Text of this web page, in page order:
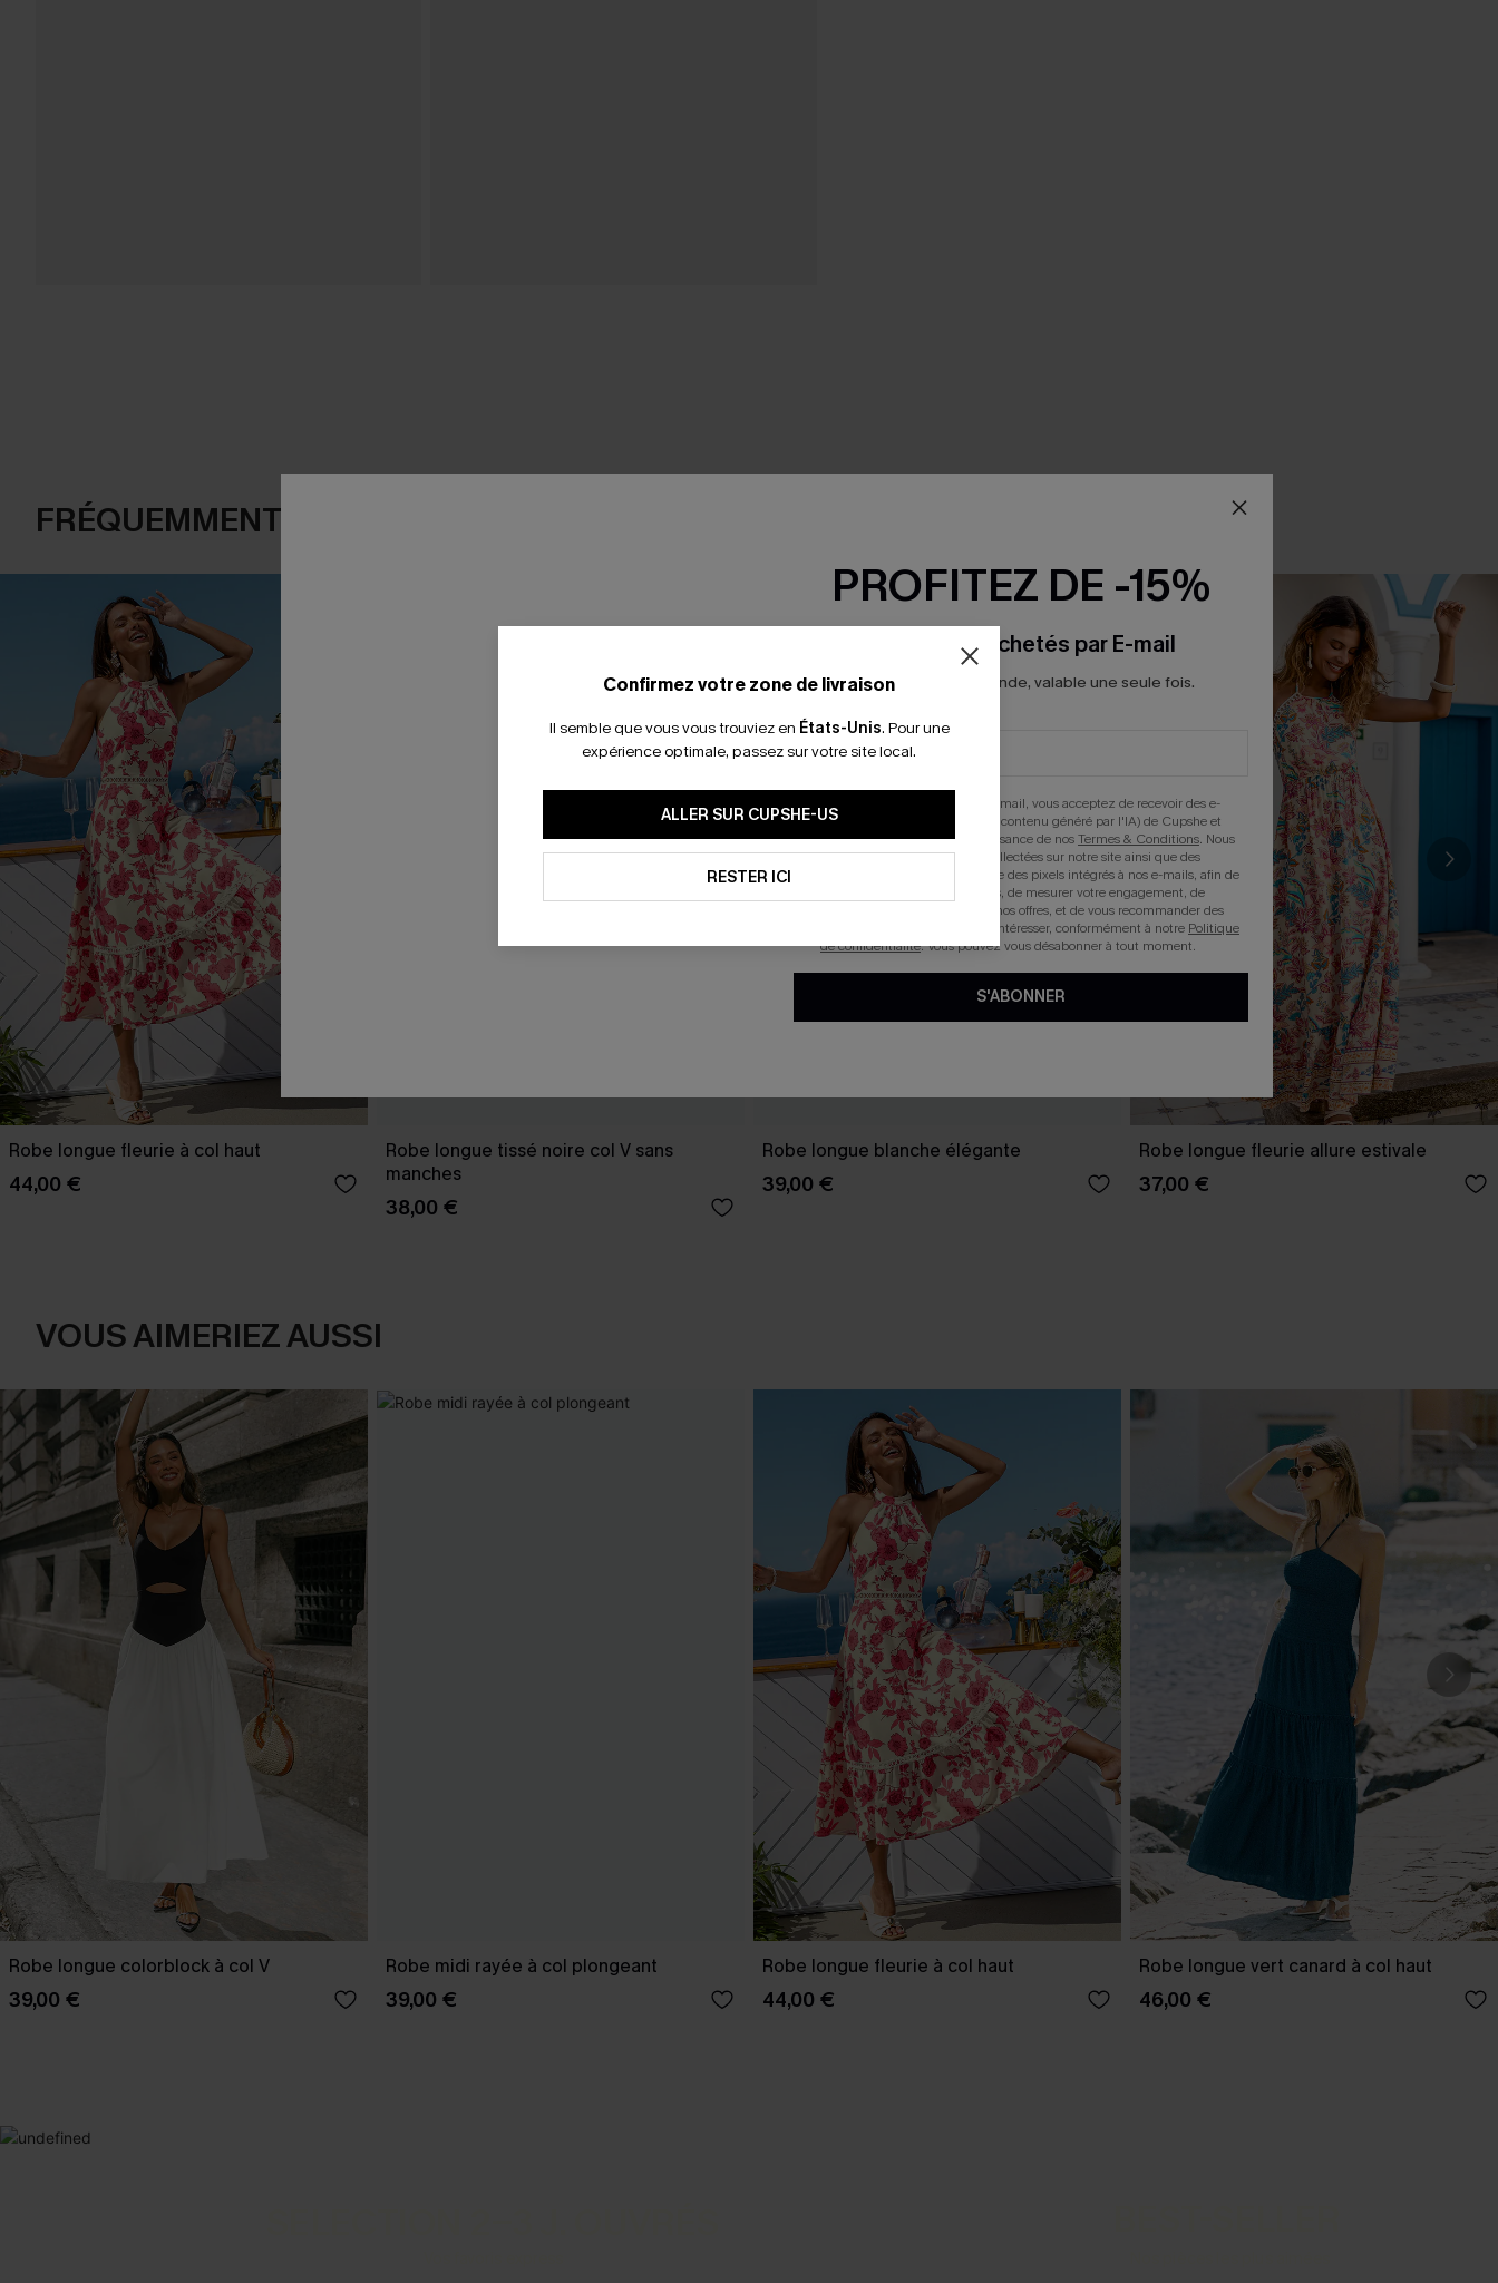
FRÉQUEMMENT ACHETÉS ENSEMBLE
Robe longue fleurie à col haut
44,00 €
Robe longue tissé noire col V sans
manches
38,00 €
Robe longue blanche élégante
39,00 €
Robe longue fleurie allure estivale
37,00 €
VOUS AIMERIEZ AUSSI
Robe longue colorblock à col V
39,00 €
Robe midi rayée à col plongeant
39,00 €
Robe longue fleurie à col haut
44,00 €
Robe longue vert canard à col haut
46,00 €
Confirmez votre zone de livraison
Il semble que vous vous trouviez en États-Unis. Pour une
expérience optimale, passez sur votre site local.
ALLER SUR CUPSHE-US
RESTER ICI
PROFITEZ DE -15%
-15% dès 2 Achetés par E-mail
*Un code par commande, valable une seule fois.
En soumettant votre adresse e-mail, vous acceptez de recevoir des e-
mails marketing (y compris du contenu généré par l'IA) de Cupshe et
reconnaissez avoir pris connaissance de nosTermes & Conditions. Nous
pouvons utiliser les données collectées sur notre site ainsi que des
technologies de suivi, telles que des pixels intégrés à nos e-mails, afin de
savoir si ceux-ci ont été ouverts, de mesurer votre engagement, de
personnaliser nos contenus et nos offres, et de vous recommander des
produits susceptibles de vous intéresser, conformément à notre Politique
de confidentialité. Vous pouvez vous désabonner à tout moment.
S'ABONNER